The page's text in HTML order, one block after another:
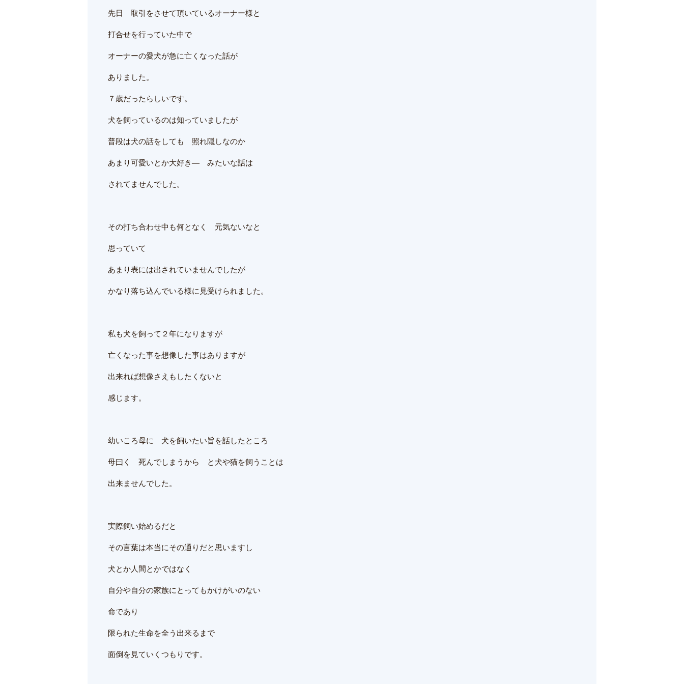
先日 取引をさせて頂いているオーナー様と
打合せを行っていた中で
オーナーの愛犬が急に亡くなった話が
ありました。
７歳だったらしいです。
犬を飼っているのは知っていましたが
普段は犬の話をしても 照れ隠しなのか
あまり可愛いとか大好き― みたいな話は
されてませんでした。
その打ち合わせ中も何となく 元気ないなと
思っていて
あまり表には出されていませんでしたが
かなり落ち込んでいる様に見受けられました。
私も犬を飼って２年になりますが
亡くなった事を想像した事はありますが
出来れば想像さえもしたくないと
感じます。
幼いころ母に 犬を飼いたい旨を話したところ
母曰く 死んでしまうから と犬や猫を飼うことは
出来ませんでした。
実際飼い始めるだと
その言葉は本当にその通りだと思いますし
犬とか人間とかではなく
自分や自分の家族にとってもかけがいのない
命であり
限られた生命を全う出来るまで
面倒を見ていくつもりです。